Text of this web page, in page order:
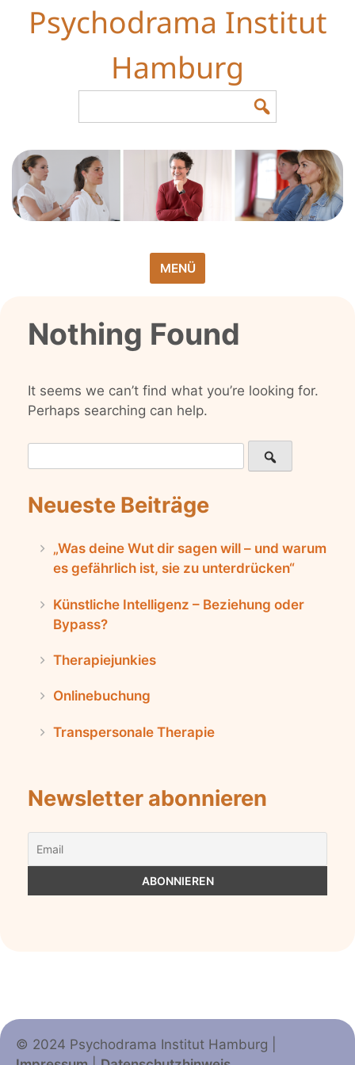
Psychodrama Institut
Hamburg
for:
MENÜ
Nothing Found
It seems we can’t find what you’re looking for.
Perhaps searching can help.
Search
for:
Neueste Beiträge
„Was deine Wut dir sagen will – und warum
es gefährlich ist, sie zu unterdrücken“
Künstliche Intelligenz – Beziehung oder
Bypass?
Therapiejunkies
Onlinebuchung
Transpersonale Therapie
Newsletter abonnieren
© 2024 Psychodrama Institut Hamburg |